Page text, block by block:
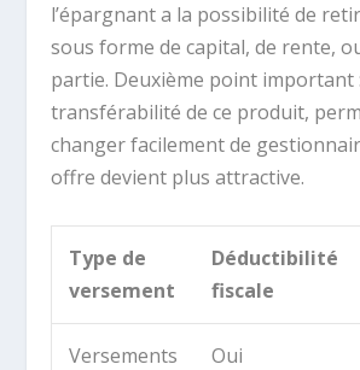
l’épargnant a la possibilité de
sous forme de capital, de rente,
partie. Deuxième point important
transférabilité de ce produit,
changer facilement de
offre devient plus attractive.
Type de
versement
Déductibilité
fiscale
Versements
Oui